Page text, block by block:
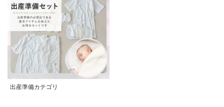
出産準備カテゴリ